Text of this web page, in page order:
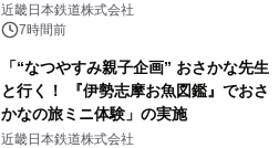
近畿日本鉄道株式会社
7時間前
「“なつやすみ親子企画” おさかな先生
と行く！ 『伊勢志摩お魚図鑑』でおさ
かなの旅ミニ体験」の実施
近畿日本鉄道株式会社